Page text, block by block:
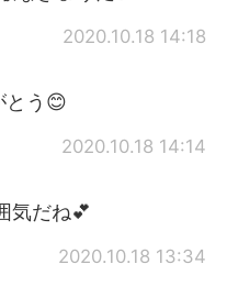
2020.10.18 14:18
とう😊
2020.10.18 14:14
気だね💕
2020.10.18 13:34